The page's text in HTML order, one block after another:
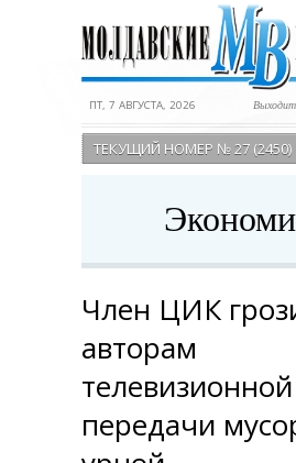
ПТ, 7 АВГУСТА, 2026 Выходит
ТЕКУЩИЙ НОМЕР № 27 (2450)
Член ЦИК
авторам
телевизионной
передачи